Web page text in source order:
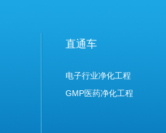
直通车
电子行业净化工程
GMP医药净化工程